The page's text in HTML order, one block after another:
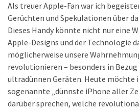
und
dem
Apple
iPad
Pro
13-
Zoll
Reise-
Als treuer Apple-Fan war ich
Gerüchten und Spekulationen über
Dieses Handy könnte nicht nur eine
Apple-Designs und der Technologie
möglicherweise unsere
revolutionieren – besonders in Bezug
ultradünnen Geräten. Heute möchte
sogenannte „dünnste iPhone aller
darüber sprechen, welche